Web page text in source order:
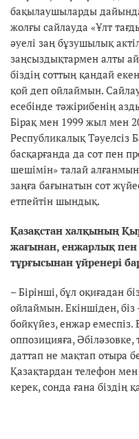
бақылаушыларды
жолғы сайлауда «Ұлт
әуелі заң бұзушылық
заңсыздықтармен алты
біздің соттың қандай
қой деп ойлаймын.
есебінде тәжірибенің
Бірақ мен 1999 жыл мен
Республикалық Тәуелсіз
басқарғанда да сот пен
шешімін» талай
заңға бағынатын сот
етпейтін шындық.
Қазақстан халқының
жағынан, енжарлық пен
тұрғысынан үйренері
– Бірінші, бұл оқиғадан
ойлаймын. Екіншіден,
бойкүйез, енжар емеспіз.
оппозицияға, Әбіләзовке,
даттап не мақтап отыра
Қазақтардан телефон мен
керек, сонда ғана біздің